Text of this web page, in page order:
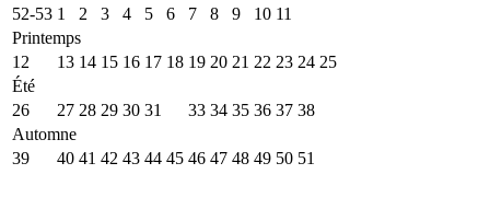
52-53 1 2 3 4 5 6 7 8 9 10 11
Printemps
12
13 14 15 16 17 18 19 20 21 22 23 24 25
Été
26
27 28 29 30 31 33 34 35 36 37 38
Automne
39
40 41 42 43 44 45 46 47 48 49 50 51